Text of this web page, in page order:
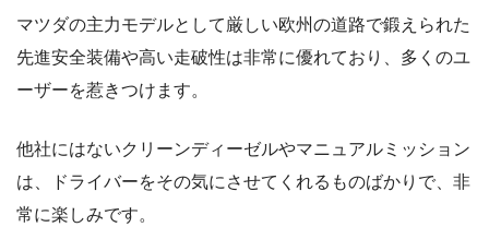
マツダの主力モデルとして厳しい欧州の道路で鍛えられた
先進安全装備や高い走破性は非常に優れており、多くのユ
ーザーを惹きつけます。
他社にはないクリーンディーゼルやマニュアルミッション
は、ドライバーをその気にさせてくれるものばかりで、非
常に楽しみです。